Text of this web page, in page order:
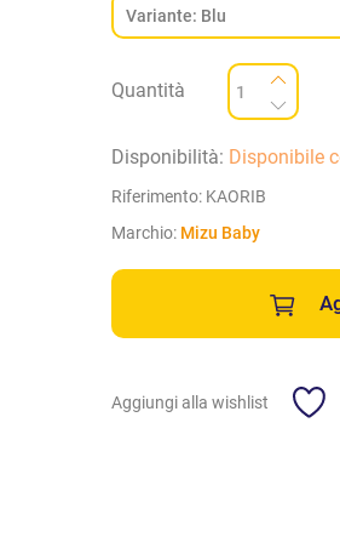
Quantità
Disponibilità: Disponibile
Riferimento: KAORIB
Marchio: Mizu Baby
Aggiungi alla wishlist